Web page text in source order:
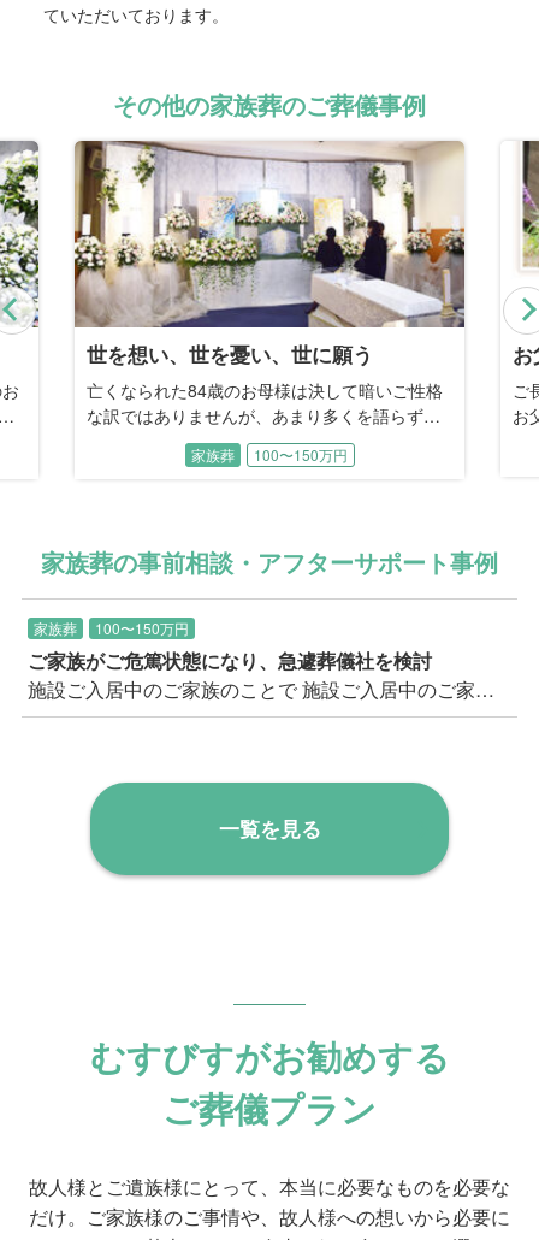
ていただいております。
その他の家族葬のご葬儀事例
Previous
お父様の好きだったお庭で
ご長男との事前相談から4年。長年の闘病の末、
お父様を見送る時がやってきてしまいました。
担当プランナーとしてご自宅に伺った私に、ご
長男は「母も体調を崩しており、参列者を呼ぶ
ないだろうか。私には気がかりでした。 「庭に
ベンチがあるでしょう？ 仮退院した父と、あ
そこに座って2人で話した時は楽しかったなあ。
父はずっとご機嫌でね。何だかうれしそうでし
た」「やっと帰ってこられたんだから、家から
見送ってあげたい」 ご長男のお言葉の端々か
ら、お父様を想うお気持ちがあふれていまし
家族葬
母
し
家族葬の事前相談・アフターサポート事例
家族葬 100〜150万円
ご家族がご危篤状態になり、急遽葬儀社を検討
施設ご入居中のご家族のことで 施設ご入居中のご家族が危篤状態となり、葬儀社を数社比較検討されている中、私たちむすびすへご相談のお電話をいただきました。 お急ぎのご様子であったため、すぐに状況をお伺いして事前のご相談を実施させていただきました。 事前に弊社公式サイトで良くお調べになっていたようで、ご葬儀を行いたい会館やお式のイメージなどをすでにお持ちであったため、 詳細にご要望をお伺いの上記録させていただきました。
一覧を見る
むすびすがお勧めする
ご葬儀プラン
故人様とご遺族様にとって、本当に必要なものを必要な
だけ。ご家族様のご事情や、故人様への想いから必要に